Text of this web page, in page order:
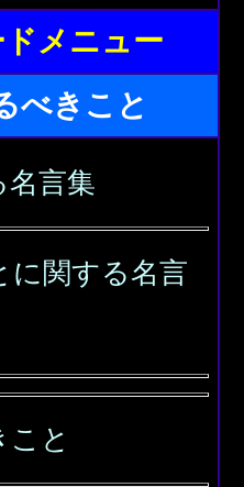
メニュー
べきこと
名言集
に関する名言
と